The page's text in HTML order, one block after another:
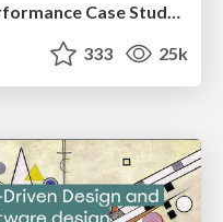
VelocityConf: Rendering Performance Case Studies
333 25k